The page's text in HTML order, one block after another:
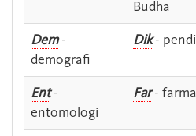
Budha
Dem-
demografi
Dik-
Ent-
entomologi
Far-